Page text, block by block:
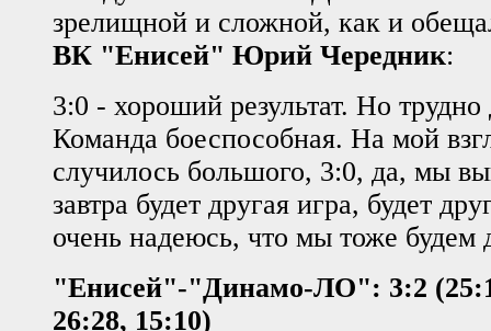
зрелищной и сложной, как и
ВК "Енисей" Юрий Чередник:
3:0 - хороший результат. Но трудно
Команда боеспособная. На мой
случилось большого, 3:0, да, мы
завтра будет другая игра, будет
очень надеюсь, что мы тоже будем
"Енисей"-"Динамо-ЛО": 3:2
26:28, 15:10)